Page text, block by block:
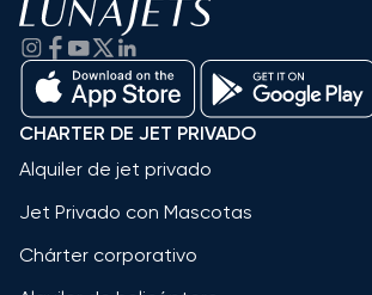
CHARTER DE JET PRIVADO
Alquiler de jet privado
Jet Privado con Mascotas
Chárter corporativo